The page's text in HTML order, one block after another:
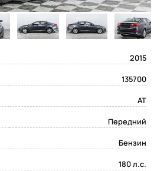
2015
135700
AT
Передний
Бензин
180 л.с.